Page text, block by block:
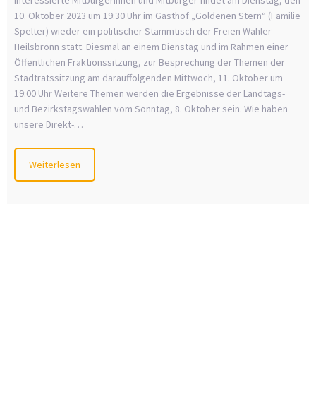
10. Oktober 2023 um 19:30 Uhr im Gasthof „Goldenen Stern“ (Familie
Spelter) wieder ein politischer Stammtisch der Freien Wähler
Heilsbronn statt. Diesmal an einem Dienstag und im Rahmen einer
Öffentlichen Fraktionssitzung, zur Besprechung der Themen der
Stadtratssitzung am darauffolgenden Mittwoch, 11. Oktober um
19:00 Uhr Weitere Themen werden die Ergebnisse der Landtags-
und Bezirkstagswahlen vom Sonntag, 8. Oktober sein. Wie haben
unsere Direkt-…
Weiterlesen